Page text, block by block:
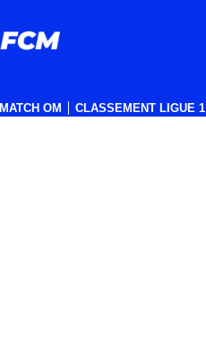
MATCH OM CLASSEMENT LIGUE 1